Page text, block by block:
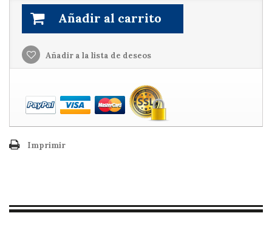
Añadir al carrito
Añadir a la lista de deseos
Imprimir